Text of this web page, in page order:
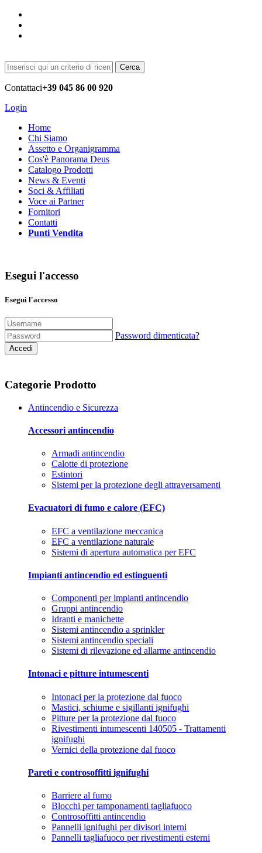
Cerca
Contattaci+39 045 86 00 920
Login
Home
Chi Siamo
Assetto e Organigramma
Cos'è Panorama Deus
Catalogo Prodotti
News & Eventi
Soci & Affiliati
Voce ai Partner
Fornitori
Contatti
Punti Vendita
Esegui l'accesso
Esegui l'accesso
Password dimenticata?
Accedi
Categorie Prodotto
Antincendio e Sicurezza
Accessori antincendio
Armadi antincendio
Calotte di protezione
Estintori
Sistemi per la protezione degli attraversamenti
Evacuatori di fumo e calore (EFC)
EFC a ventilazione meccanica
EFC a ventilazione naturale
Sistemi di apertura automatica per EFC
Impianti antincendio ed estinguenti
Componenti per impianti antincendio
Gruppi antincendio
Idranti e manichette
Sistemi antincendio a sprinkler
Sistemi antincendio speciali
Sistemi di rilevazione ed allarme antincendio
Intonaci e pitture intumescenti
Intonaci per la protezione dal fuoco
Mastici, schiume e sigillanti ignifughi
Pitture per la protezione dal fuoco
Rivestimenti intumescenti 140505 - Trattamenti
ignifughi
Vernici della protezione dal fuoco
Pareti e controsoffitti ignifughi
Barriere al fumo
Blocchi per tamponamenti tagliafuoco
Controsoffitti antincendio
Pannelli ignifughi per divisori interni
Pannelli tagliafuoco per rivestimenti esterni